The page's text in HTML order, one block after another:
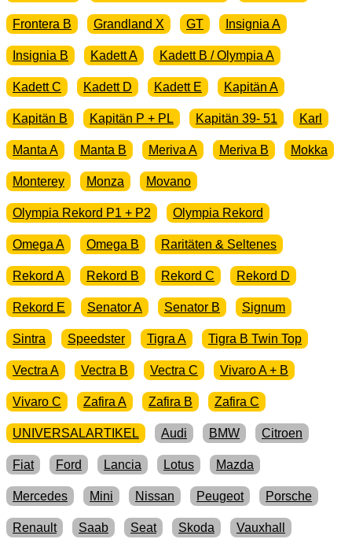
Frontera B Grandland X GT Insignia A
Insignia B Kadett A Kadett B / Olympia A
Kadett C Kadett D Kadett E Kapitän A
Kapitän B Kapitän P + PL Kapitän 39- 51 Karl
Manta A Manta B Meriva A Meriva B Mokka
Monterey Monza Movano
Olympia Rekord P1 + P2 Olympia Rekord
Omega A Omega B Raritäten & Seltenes
Rekord A Rekord B Rekord C Rekord D
Rekord E Senator A Senator B Signum
Sintra Speedster Tigra A Tigra B Twin Top
Vectra A Vectra B Vectra C Vivaro A + B
Vivaro C Zafira A Zafira B Zafira C
UNIVERSALARTIKEL Audi BMW Citroen
Fiat Ford Lancia Lotus Mazda
Mercedes Mini Nissan Peugeot Porsche
Renault Saab Seat Skoda Vauxhall